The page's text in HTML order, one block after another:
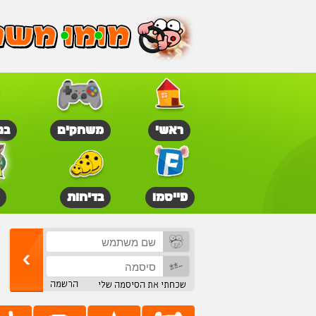
ראשי משחקים
פייסמו בדיחות
שכחתי את הסיסמה שלי הרשמה